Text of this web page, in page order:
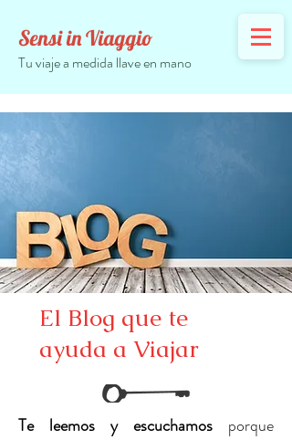
Sensi in Viaggio
Tu viaje a medida llave en mano
El Blog que te
ayuda a Viajar
Te leemos y escuchamos porque